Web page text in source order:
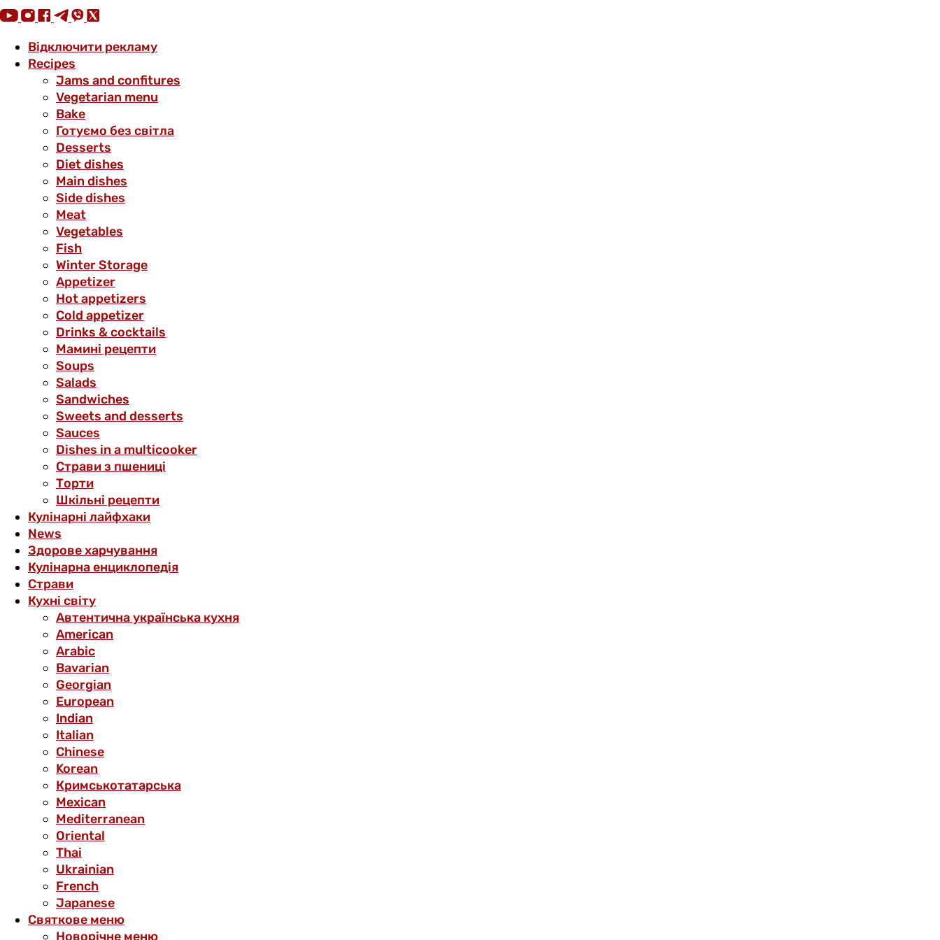
Відключити рекламу
Recipes
Jams and confitures
Vegetarian menu
Bake
Готуємо без світла
Desserts
Diet dishes
Main dishes
Side dishes
Meat
Vegetables
Fish
Winter Storage
Аppetizer
Hot appetizers
Cold appetizer
Drinks & cocktails
Мамині рецепти
Soups
Salads
Sandwiches
Sweets and desserts
Sauces
Dishes in a multicooker
Страви з пшениці
Торти
Шкільні рецепти
Кулінарні лайфхаки
News
Здорове харчування
Кулінарна енциклопедія
Страви
Кухні світу
Автентична українська кухня
American
Arabic
Bavarian
Georgian
European
Indian
Italian
Chinese
Korean
Кримськотатарська
Mexican
Mediterranean
Oriental
Thai
Ukrainian
French
Japanese
Святкове меню
Новорічне меню